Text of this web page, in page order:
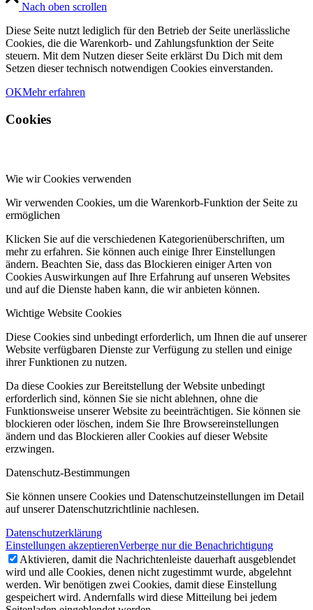
Nach oben scrollen
Diese Seite nutzt lediglich für den Betrieb der Seite unerlässliche
Cookies, die die Warenkorb- und Zahlungsfunktion der Seite
steuern. Mit dem Nutzen dieser Seite erklärst Du Dich mit dem
Setzen dieser technisch notwendigen Cookies einverstanden.
OKMehr erfahren
Cookies
Wie wir Cookies verwenden
Wir verwenden Cookies, um die Warenkorb-Funktion der Seite zu
ermöglichen
Klicken Sie auf die verschiedenen Kategorienüberschriften, um
mehr zu erfahren. Sie können auch einige Ihrer Einstellungen
ändern. Beachten Sie, dass das Blockieren einiger Arten von
Cookies Auswirkungen auf Ihre Erfahrung auf unseren Websites
und auf die Dienste haben kann, die wir anbieten können.
Wichtige Website Cookies
Diese Cookies sind unbedingt erforderlich, um Ihnen die auf unserer
Website verfügbaren Dienste zur Verfügung zu stellen und einige
ihrer Funktionen zu nutzen.
Da diese Cookies zur Bereitstellung der Website unbedingt
erforderlich sind, können Sie sie nicht ablehnen, ohne die
Funktionsweise unserer Website zu beeinträchtigen. Sie können sie
blockieren oder löschen, indem Sie Ihre Browsereinstellungen
ändern und das Blockieren aller Cookies auf dieser Website
erzwingen.
Datenschutz-Bestimmungen
Sie können unsere Cookies und Datenschutzeinstellungen im Detail
auf unserer Datenschutzrichtlinie nachlesen.
Datenschutzerklärung
Einstellungen akzeptierenVerberge nur die Benachrichtigung
Aktivieren, damit die Nachrichtenleiste dauerhaft ausgeblendet
wird und alle Cookies, denen nicht zugestimmt wurde, abgelehnt
werden. Wir benötigen zwei Cookies, damit diese Einstellung
gespeichert wird. Andernfalls wird diese Mitteilung bei jedem